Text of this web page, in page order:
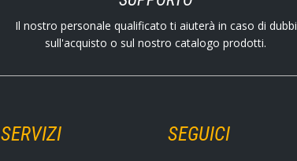
Il nostro personale qualificato ti aiuterà in caso di dubbi
sull'acquisto o sul nostro catalogo prodotti.
SERVIZI SEGUICI